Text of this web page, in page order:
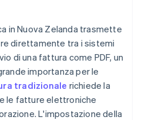
in Nuova Zelanda trasmette
direttamente tra i sistemi
di una fattura come PDF, un
importanza per le
tradizionale richiede la
le fatture elettroniche
L'impostazione della